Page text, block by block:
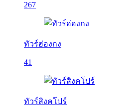
267
ทัวร์ฮ่องกง
41
ทัวร์สิงคโปร์